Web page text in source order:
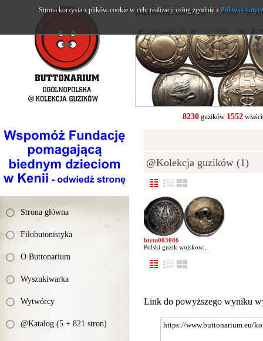
Strona główna
Filobutonistyka
O Buttonarium
Wyszukiwarka
Wytwórcy
@Katalog (5 + 821 stron)
buttonarium.eu- Strona
8230guzików 1552
@Kolekcja guzików (1)
btrm003086
Polski guzik wojskow...
Link do powyższego wyniku
Strona korzysta z plików cookie w celu realizacji usług zgodnie zPolityką